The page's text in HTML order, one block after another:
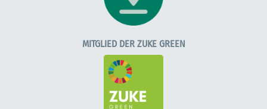
MITGLIED DER ZUKE GREEN